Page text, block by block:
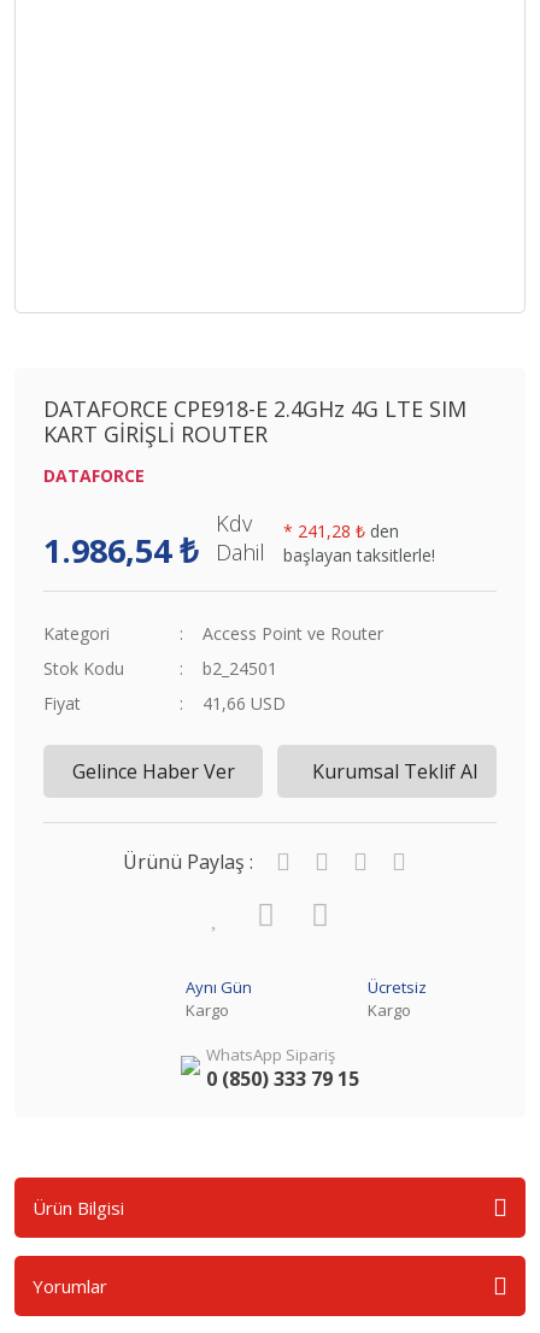
DATAFORCE CPE918-E 2.4GHz 4G LTE SIM
KART GİRİŞLİ ROUTER
DATAFORCE
1.986,54 ₺
Kdv
Dahil
* 241,28 ₺ den
başlayan taksitlerle!
Kategori
Access Point ve Router
Stok Kodu
b2_24501
Fiyat
41,66 USD
Gelince Haber Ver Kurumsal Teklif Al
Ürünü Paylaş :
Aynı Gün
Kargo
Ücretsiz
Kargo
WhatsApp Sipariş
0 (850) 333 79 15
Ürün Bilgisi
Yorumlar